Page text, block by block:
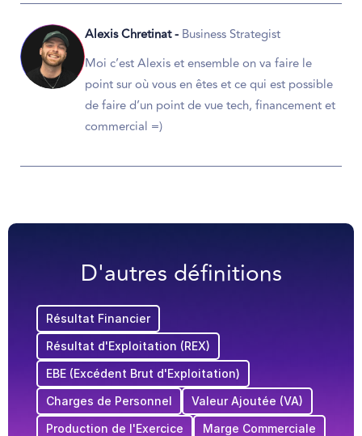
Alexis Chretinat - Business Strategist
Moi c’est Alexis et ensemble on va faire le
point sur où vous en êtes et ce qui est possible
de faire d’un point de vue tech, financement et
commercial =)
D'autres définitions
Résultat Financier
Résultat d'Exploitation (REX)
EBE (Excédent Brut d'Exploitation)
Charges de Personnel
Valeur Ajoutée (VA)
Production de l'Exercice
Marge Commerciale